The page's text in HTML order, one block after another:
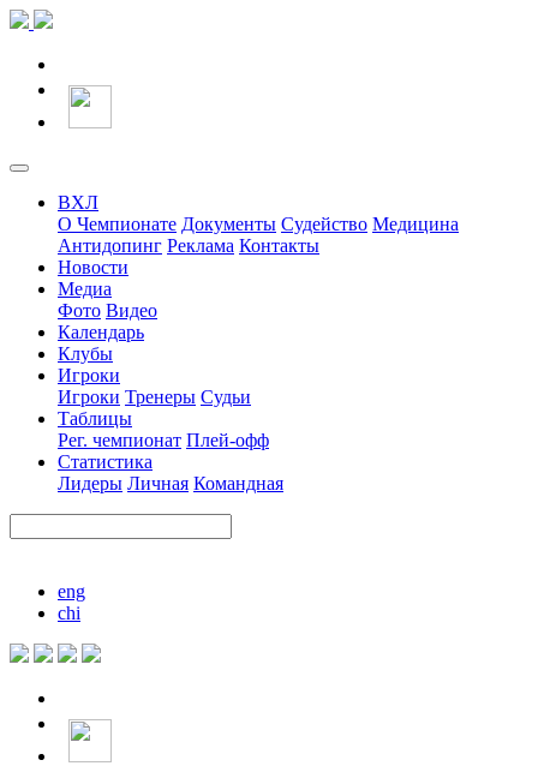
ВХЛ
О Чемпионате Документы Судейство Медицина
Антидопинг Реклама Контакты
Новости
Медиа
Фото Видео
Календарь
Клубы
Игроки
Игроки Тренеры Судьи
Таблицы
Рег. чемпионат Плей-офф
Статистика
Лидеры Личная Командная
eng
chi